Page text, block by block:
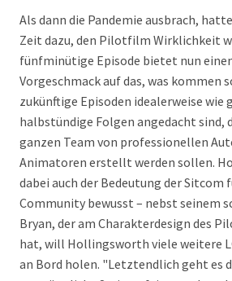
Als dann die Pandemie ausbrach,
Zeit dazu, den Pilotfilm Wirklichkeit
fünfminütige Episode bietet nun
Vorgeschmack auf das, was kommen
zukünftige Episoden idealerweise wie
halbstündige Folgen angedacht sind,
ganzen Team von professionellen
Animatoren erstellt werden sollen.
dabei auch der Bedeutung der Sitcom
Community bewusst – nebst seinem
Bryan, der am Charakterdesign des
hat, will Hollingsworth viele weitere
an Bord holen. "Letztendlich geht es